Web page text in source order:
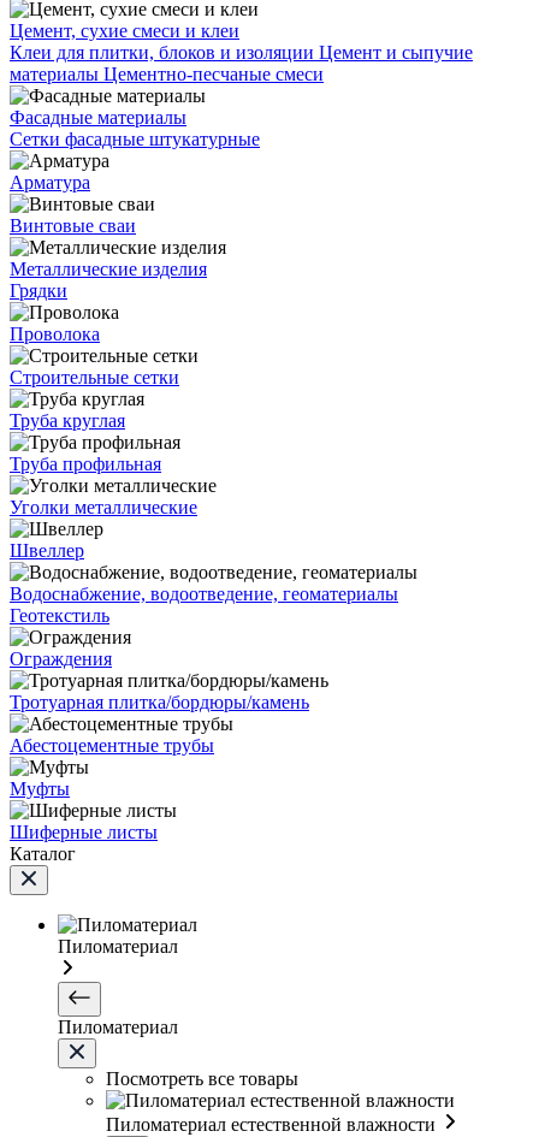
Цемент, сухие смеси и клеи
Клеи для плитки, блоков и изоляции Цемент и сыпучие
материалы Цементно-песчаные смеси
Фасадные материалы
Сетки фасадные штукатурные
Арматура
Винтовые сваи
Металлические изделия
Грядки
Проволока
Строительные сетки
Труба круглая
Труба профильная
Уголки металлические
Швеллер
Водоснабжение, водоотведение, геоматериалы
Геотекстиль
Ограждения
Тротуарная плитка/бордюры/камень
Абестоцементные трубы
Муфты
Шиферные листы
Каталог
Пиломатериал
Пиломатериал
Посмотреть все товары
Пиломатериал естественной влажности